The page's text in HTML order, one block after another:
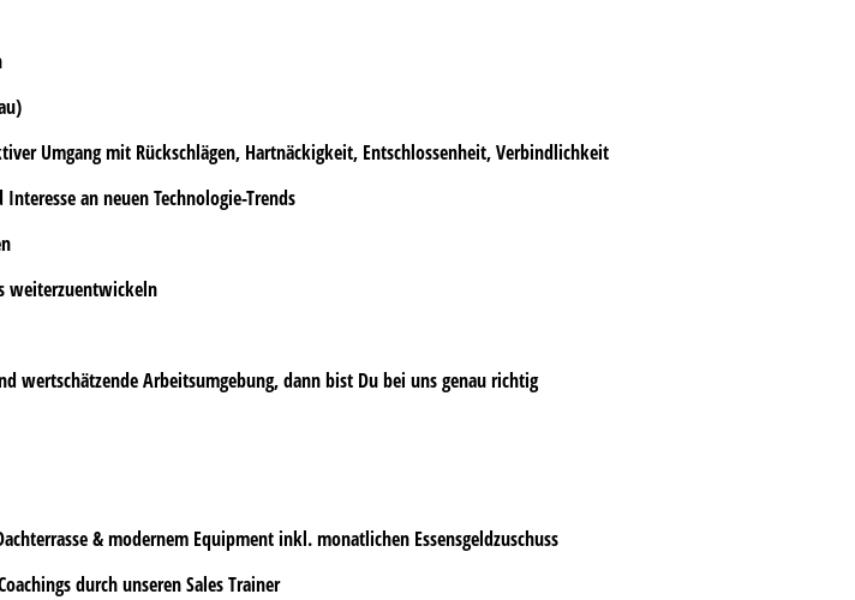
Umgang mit Rückschlägen, Hartnäckigkeit, Entschlossenheit, Verbindlichkeit
Interesse an neuen Technologie-Trends
weiterzuentwickeln
wertschätzende Arbeitsumgebung, dann bist Du bei uns genau richtig
& modernem Equipment inkl. monatlichen Essensgeldzuschuss
durch unserenSales Trainer